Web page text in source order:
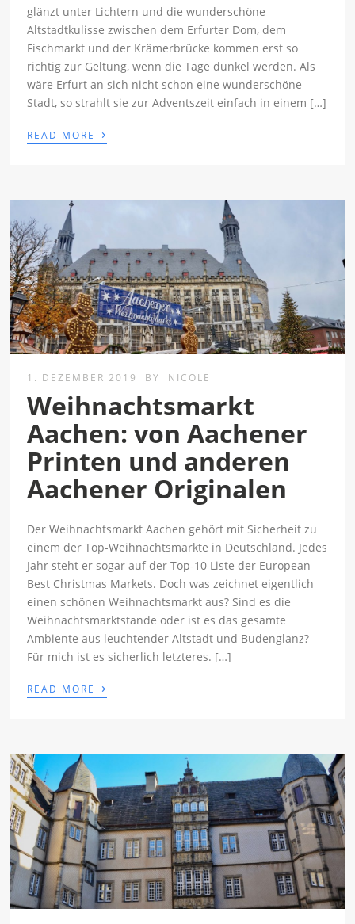
glänzt unter Lichtern und die wunderschöne
Altstadtkulisse zwischen dem Erfurter Dom, dem
Fischmarkt und der Krämerbrücke kommen erst so
richtig zur Geltung, wenn die Tage dunkel werden. Als
wäre Erfurt an sich nicht schon eine wunderschöne
Stadt, so strahlt sie zur Adventszeit einfach in einem […]
READ MORE ›
1. DEZEMBER 2019 BY NICOLE
Weihnachtsmarkt
Aachen: von Aachener
Printen und anderen
Aachener Originalen
Der Weihnachtsmarkt Aachen gehört mit Sicherheit zu
einem der Top-Weihnachtsmärkte in Deutschland. Jedes
Jahr steht er sogar auf der Top-10 Liste der European
Best Christmas Markets. Doch was zeichnet eigentlich
einen schönen Weihnachtsmarkt aus? Sind es die
Weihnachtsmarktstände oder ist es das gesamte
Ambiente aus leuchtender Altstadt und Budenglanz?
Für mich ist es sicherlich letzteres. […]
READ MORE ›